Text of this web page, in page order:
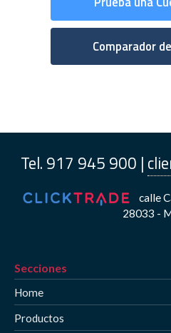
Comparador
Tel. 917 945 900 |
calle
28033 -
Secciones
Home
Productos